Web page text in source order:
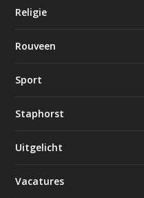
Religie
Rouveen
Sport
Staphorst
Uitgelicht
Vacatures